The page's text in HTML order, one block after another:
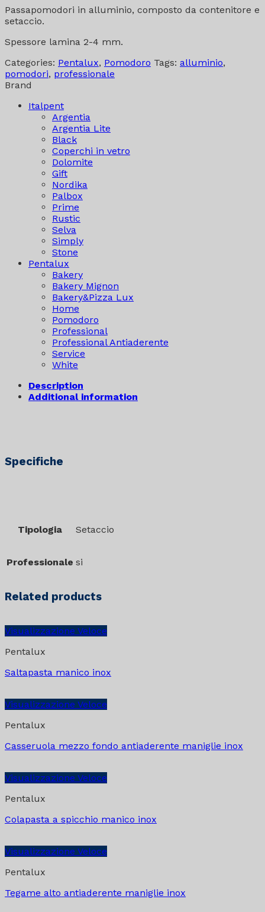
Passapomodori in alluminio, composto da contenitore e
setaccio.
Spessore lamina 2-4 mm.
Categories: Pentalux, Pomodoro Tags: alluminio,
pomodori, professionale
Brand
Italpent
Argentia
Argentia Lite
Black
Coperchi in vetro
Dolomite
Gift
Nordika
Palbox
Prime
Rustic
Selva
Simply
Stone
Pentalux
Bakery
Bakery Mignon
Bakery&Pizza Lux
Home
Pomodoro
Professional
Professional Antiaderente
Service
White
Description
Additional information
Specifiche
Tipologia Setaccio
Professionale si
Related products
Visualizzazione Veloce
Pentalux
Saltapasta manico inox
Visualizzazione Veloce
Pentalux
Casseruola mezzo fondo antiaderente maniglie inox
Visualizzazione Veloce
Pentalux
Colapasta a spicchio manico inox
Visualizzazione Veloce
Pentalux
Tegame alto antiaderente maniglie inox